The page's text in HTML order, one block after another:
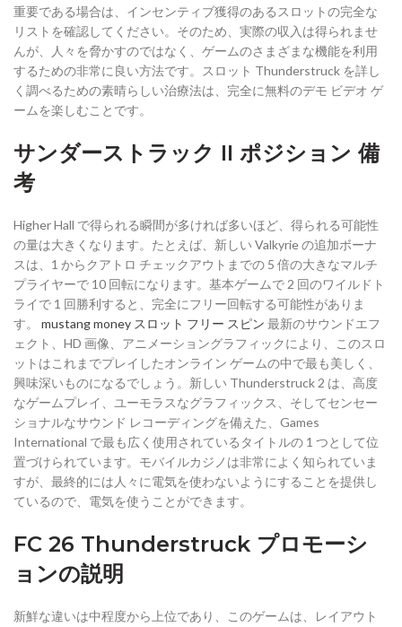
重要である場合は、インセンティブ獲得のあるスロットの完全な
リストを確認してください。そのため、実際の収入は得られませ
んが、人々を脅かすのではなく、ゲームのさまざまな機能を利用
するための非常に良い方法です。スロット Thunderstruck を詳し
く調べるための素晴らしい治療法は、完全に無料のデモ ビデオ ゲ
ームを楽しむことです。
サンダーストラック II ポジション 備
考
Higher Hall で得られる瞬間が多ければ多いほど、得られる可能性
の量は大きくなります。たとえば、新しい Valkyrie の追加ボーナ
スは、1 からクアトロ チェックアウトまでの 5 倍の大きなマルチ
プライヤーで 10 回転になります。基本ゲームで 2 回のワイルドト
ライで 1 回勝利すると、完全にフリー回転する可能性がありま
す。 mustang money スロット フリー スピン 最新のサウンドエフ
ェクト、HD 画像、アニメーショングラフィックにより、このスロ
ットはこれまでプレイしたオンライン ゲームの中で最も美しく、
興味深いものになるでしょう。新しい Thunderstruck 2 は、高度
なゲームプレイ、ユーモラスなグラフィックス、そしてセンセー
ショナルなサウンド レコーディングを備えた、Games
International で最も広く使用されているタイトルの 1 つとして位
置づけられています。モバイルカジノは非常によく知られていま
すが、最終的には人々に電気を使わないようにすることを提供し
ているので、電気を使うことができます。
FC 26 Thunderstruck プロモーシ
ョンの説明
新鮮な違いは中程度から上位であり、このゲームは、レイアウト